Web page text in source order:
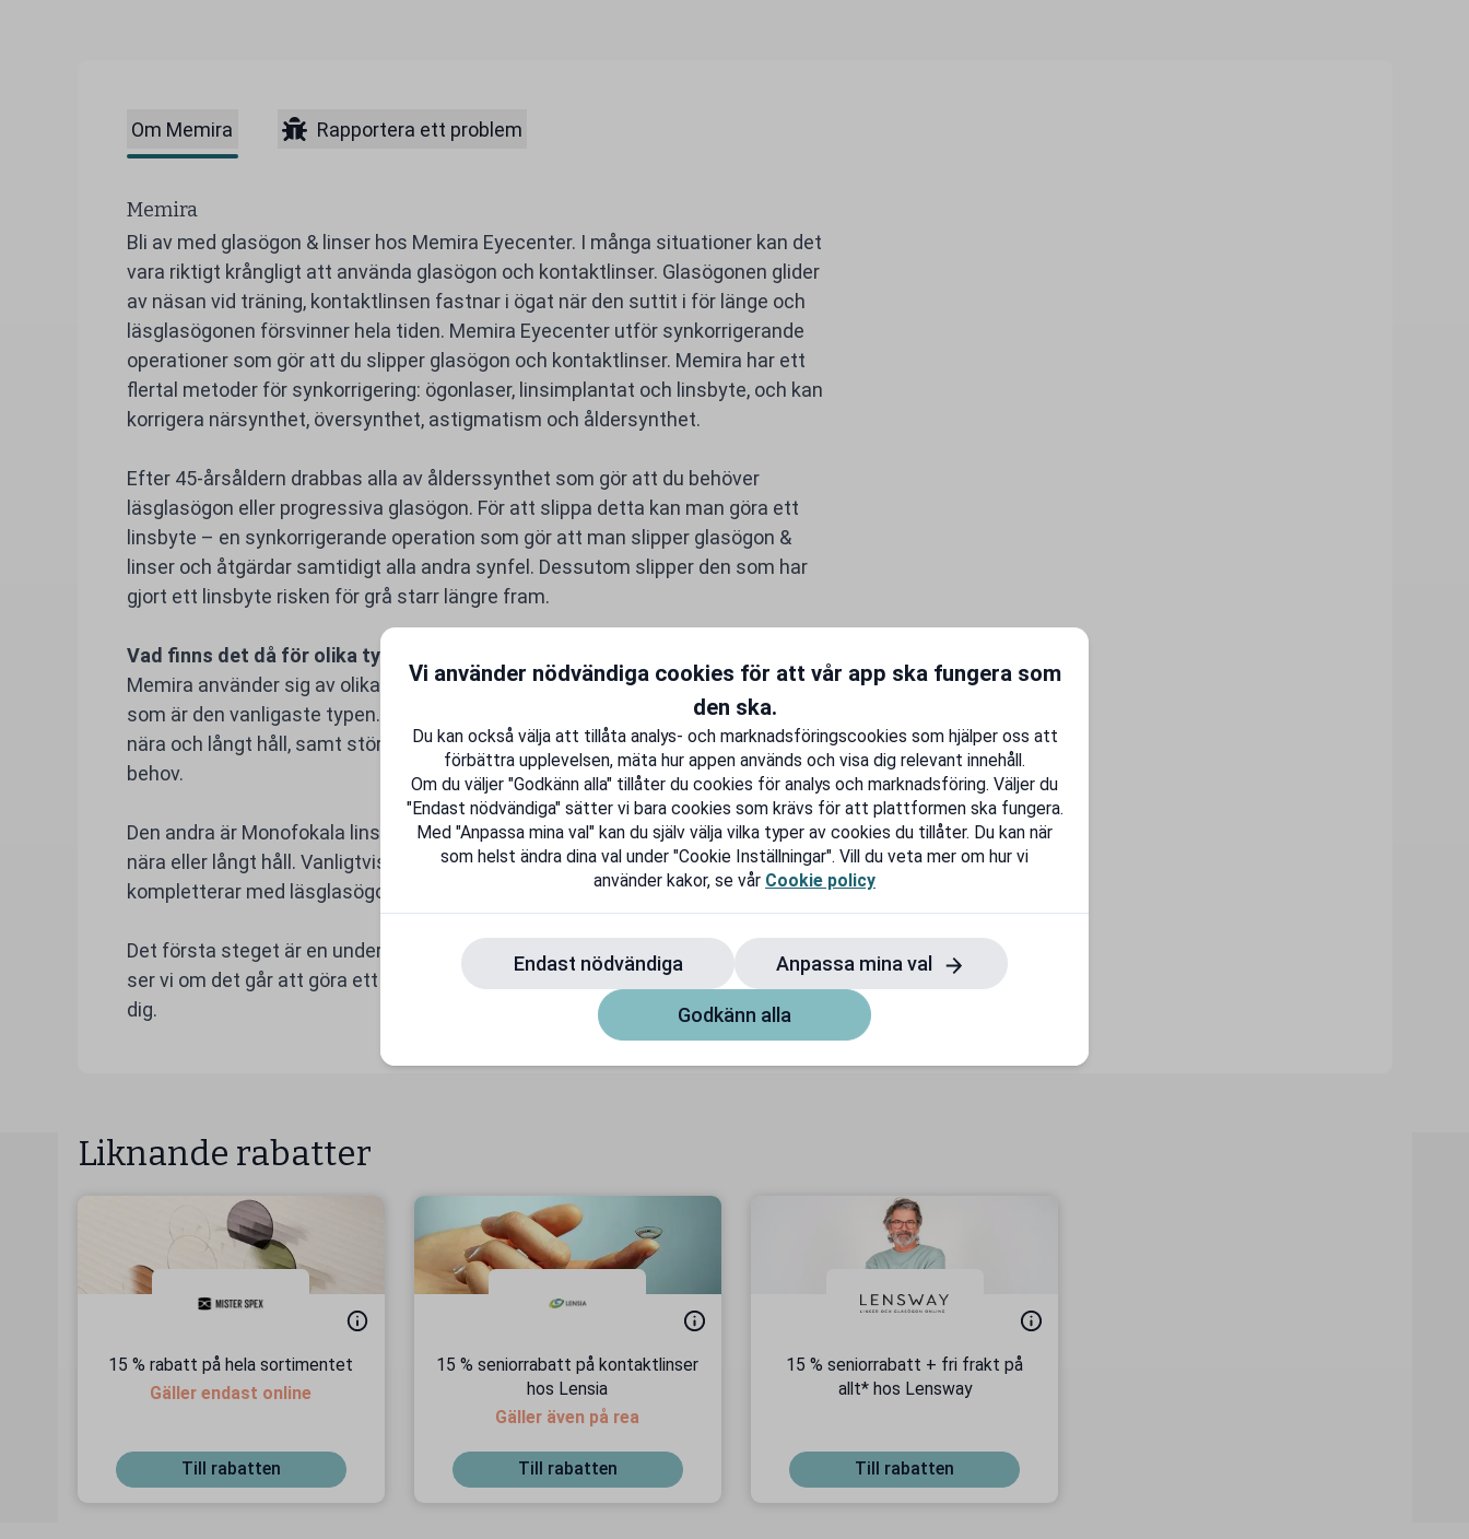
Om Memira Rapportera ett problem
Memira
Bli av med glasögon & linser hos Memira Eyecenter. I många situationer kan det
vara riktigt krångligt att använda glasögon och kontaktlinser. Glasögonen glider
av näsan vid träning, kontaktlinsen fastnar i ögat när den suttit i för länge och
läsglasögonen försvinner hela tiden. Memira Eyecenter utför synkorrigerande
operationer som gör att du slipper glasögon och kontaktlinser. Memira har ett
flertal metoder för synkorrigering: ögonlaser, linsimplantat och linsbyte, och kan
korrigera närsynthet, översynthet, astigmatism och åldersynthet.
Efter 45-årsåldern drabbas alla av ålderssynthet som gör att du behöver
läsglasögon eller progressiva glasögon. För att slippa detta kan man göra ett
linsbyte – en synkorrigerande operation som gör att man slipper glasögon &
linser och åtgärdar samtidigt alla andra synfel. Dessutom slipper den som har
gjort ett linsbyte risken för grå starr längre fram.
Vad finns det då för olika typer av linsbyte?
Memira använder sig av olika linstyper vid ett linsbyte. Dels Multifokala linser
som är den vanligaste typen. Linsen har flera styrkor och ger dig god syn på både
nära och långt håll, samt större möjlighet till att anpassa din syn efter dina
behov.
Den andra är Monofokala linser, med en styrka som ger dig god syn på antingen
nära eller långt håll. Vanligtvis väljer man att få bra syn på långt håll och
kompletterar med läsglasögon för att se bra på nära håll.
Det första steget är en undersökning hos en av våra specialutbildade optiker, då
ser vi om det går att göra ett linsbyte och i så fall vilken linstyp som hade passat
dig.
Liknande rabatter
15 % rabatt på hela sortimentet
Gäller endast online
Till rabatten
15 % seniorrabatt på kontaktlinser
hos Lensia
Gäller även på rea
Till rabatten
15 % seniorrabatt + fri frakt på
allt* hos Lensway
Till rabatten
Vi använder nödvändiga cookies för att vår app ska fungera som
den ska.
Du kan också välja att tillåta analys- och marknadsföringscookies som hjälper oss att
förbättra upplevelsen, mäta hur appen används och visa dig relevant innehåll.
Om du väljer "Godkänn alla" tillåter du cookies för analys och marknadsföring. Väljer du
"Endast nödvändiga" sätter vi bara cookies som krävs för att plattformen ska fungera.
Med "Anpassa mina val" kan du själv välja vilka typer av cookies du tillåter. Du kan när
som helst ändra dina val under "Cookie Inställningar". Vill du veta mer om hur vi
använder kakor, se vår Cookie policy
Endast nödvändiga Anpassa mina val
Godkänn alla